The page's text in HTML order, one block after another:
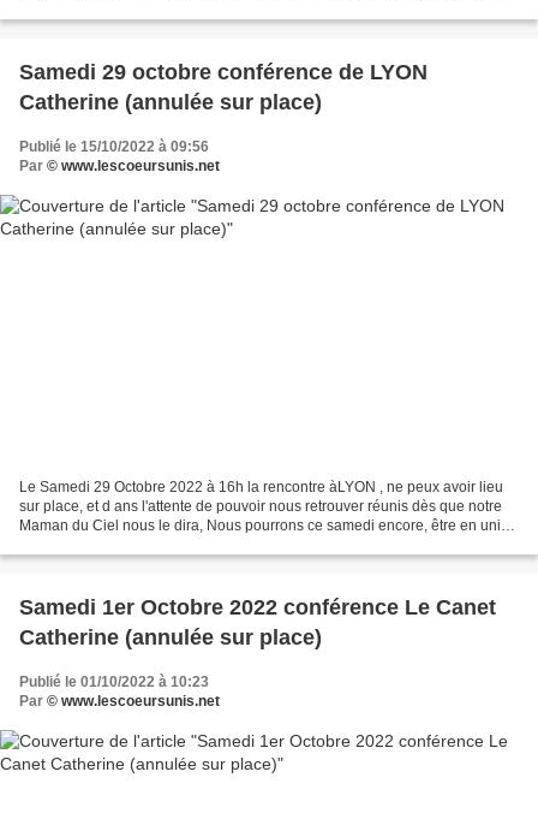
Samedi 29 octobre conférence de LYON
Catherine (annulée sur place)
Publié le 15/10/2022 à 09:56
Par © www.lescoeursunis.net
Le Samedi 29 Octobre 2022 à 16h la rencontre àLYON , ne peux avoir lieu
sur place, et d ans l'attente de pouvoir nous retrouver réunis dès que notre
Maman du Ciel nous le dira, Nous pourrons ce samedi encore, être en union
Samedi 1er Octobre 2022 conférence Le Canet
Catherine (annulée sur place)
Publié le 01/10/2022 à 10:23
Par © www.lescoeursunis.net